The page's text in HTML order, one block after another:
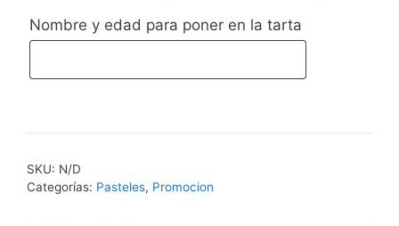
corazón
vintage
cantidad
Nombre y edad para poner en la tarta
SKU: N/D
Categorías: Pasteles, Promocion